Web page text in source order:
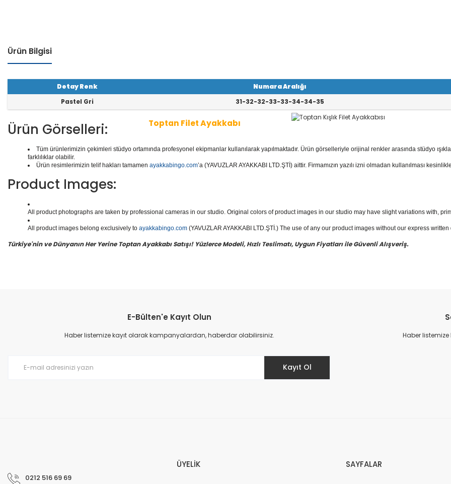
Ürün Bilgisi
Detay Renk Numara Aralığı
Pastel Gri
31-32-32-33-33-34-34-35
Toptan Filet Ayakkabı
1 seri içinde8çift ayakkabı bulunur. Toptan Filet Ayakkabı
kategorisinde; Botlar, Çizmeler, K
aliteli Deri Ayakkabılar, Spor Ayakkabılar, Günlük Deri Ayakkabılar, Keten - Kot Ayakkabılar v
e daha binlerce model filet ayakkabısı mevcuttur.
Yüzlerce modeli, hızlı teslimatı, uygun
doğru adresi Yavuzlar Ayakkabı!
Ürün Görselleri:
Tüm ürünlerimizin çekimleri stüdyo ortamında profesyonel ekipmanlar kullanılarak yapılmaktadır. Ürün görselleriyle orijinal renkler arasında stüdyo
farklılıklar olabilir.
Ürün resimlerimizin telif hakları tamamen ayakkabingo.com’a (YAVUZLAR AYAKKABI LTD.ŞTİ) aittir. Firmamızın yazılı izni olmadan kullanılması
Product Images:
All product photographs are taken by professional cameras in our studio. Original colors of product images in our studio may have slight variations with,
All product images belong exclusively to ayakkabingo.com (YAVUZLAR AYAKKABI LTD.ŞTİ.) The use of any our product images without our express
Türkiye'nin ve Dünyanın Her Yerine Toptan Ayakkabı Satışı! Yüzlerce Modeli, Hızlı Teslimatı, Uygun Fiyatları ile Güvenli Alışveriş.
E-Bülten'e Kayıt Olun
Haber listemize kayıt olarak kampanyalardan, haberdar olabilirsiniz.
Kayıt Ol
Haber
0212 516 69 69
ÜYELİK SAYFALAR